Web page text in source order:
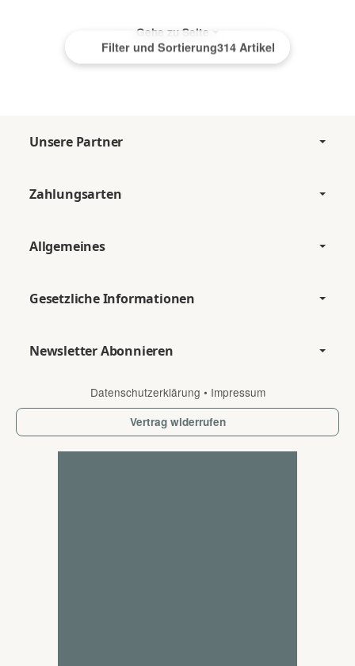
Filter und Sortierung314 Artikel
Gehe zu Seite
Unsere Partner
Zahlungsarten
Allgemeines
Gesetzliche Informationen
Newsletter Abonnieren
Datenschutzerklärung • Impressum
Vertrag widerrufen